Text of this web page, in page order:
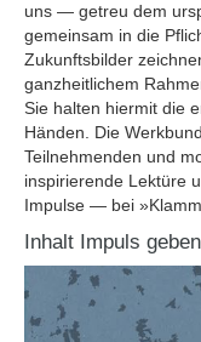
uns — getreu dem
gemeinsam in die
Zukunftsbilder
ganzheitlichem
Sie halten hiermit die
Händen. Die
Teilnehmenden und
inspirierende Lektüre
Impulse — bei
Inhalt Impuls